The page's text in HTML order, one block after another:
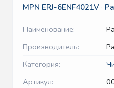
MPN ERJ-6ENF4021V ·
Наименование:
Производитель:
Категория:
Артикул: